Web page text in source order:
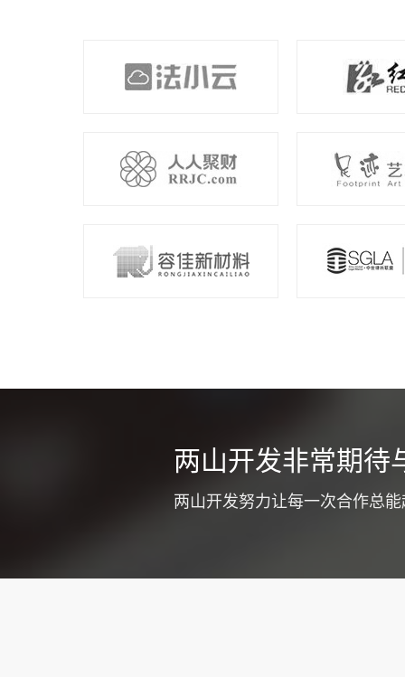
不少货运公司
式提高企业
质和工作效
两山开发非常期待
两山开发努力让每一次合作总